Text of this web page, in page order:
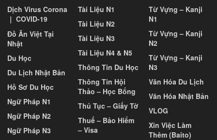
Dịch Virus Corona
｜ COVID-19
Đồ Ăn Việt Tại
Nhật
Du Học
Du Lịch Nhật Bản
Hồ Sơ Du Học
Ngữ Pháp N1
Ngữ Pháp N2
Ngữ Pháp N3
Tài Liệu N1
Tài Liệu N2
Tài Liệu N3
Tài Liệu N4 & N5
Thông Tin Du Học
Thông Tin Hội
Thảo – Học Bổng
Thủ Tục – Giấy Tờ
Thuế – Bảo Hiểm
– Visa
Từ Vựng – Kanji
N1
Từ Vựng – Kanji
N2
Từ Vựng – Kanji
N3
Văn Hóa Du Lịch
Văn Hóa Nhật Bản
VLOG
Xin Việc Làm
Thêm (Baito)